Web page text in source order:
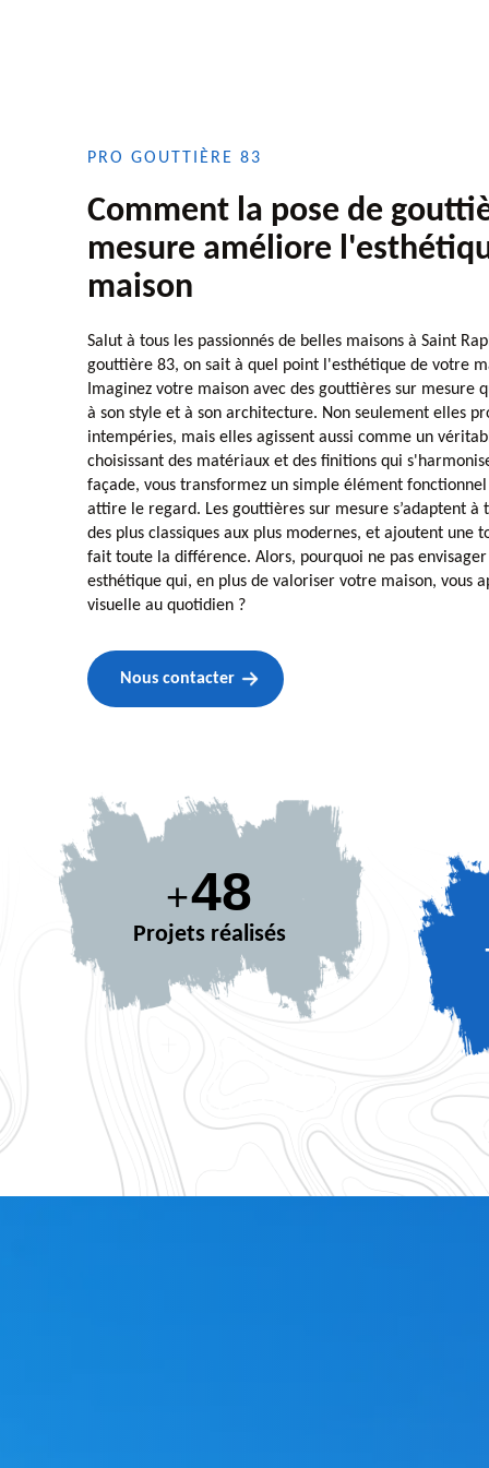
PRO GOUTTIÈRE 83
Comment la pose de
mesure améliore
maison
Salut à tous les passionnés de belles maisons à Saint
gouttière 83, on sait à quel point l'esthétique de votre
Imaginez votre maison avec des gouttières sur
à son style et à son architecture. Non seulement elles
intempéries, mais elles agissent aussi comme un
choisissant des matériaux et des finitions qui
façade, vous transformez un simple élément
attire le regard. Les gouttières sur mesure s’adaptent à
des plus classiques aux plus modernes, et ajoutent une
fait toute la différence. Alors, pourquoi ne pas
esthétique qui, en plus de valoriser votre maison, vous
visuelle au quotidien ?
Nous contacter
+63
Projets réalisés
Accessoires gouttiere